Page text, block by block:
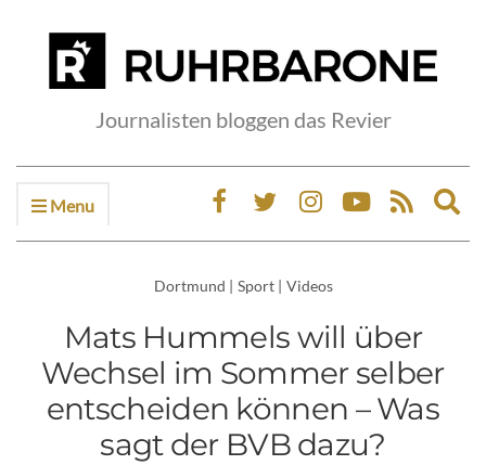
Journalisten bloggen das Revier
Menu
Dortmund | Sport | Videos
Mats Hummels will über
Wechsel im Sommer selber
entscheiden können – Was
sagt der BVB dazu?